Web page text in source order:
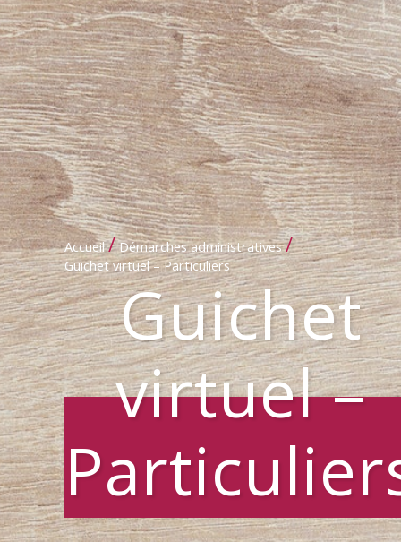
Accueil / Démarches administratives /
Guichet virtuel – Particuliers
Guichet
virtuel –